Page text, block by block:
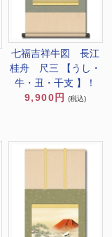
七福吉祥牛図 長江
桂舟 尺三 【うし・
牛・丑・干支 】！
9,900円
(税込)